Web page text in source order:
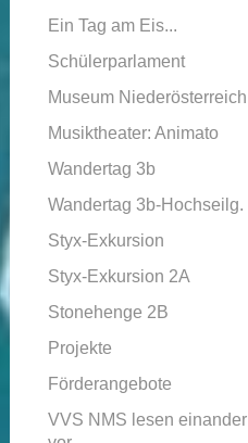
Ein Tag am Eis...
Schülerparlament
Museum Niederösterreich
Musiktheater: Animato
Wandertag 3b
Wandertag 3b-Hochseilg.
Styx-Exkursion
Styx-Exkursion 2A
Stonehenge 2B
Projekte
Förderangebote
VVS NMS lesen einander